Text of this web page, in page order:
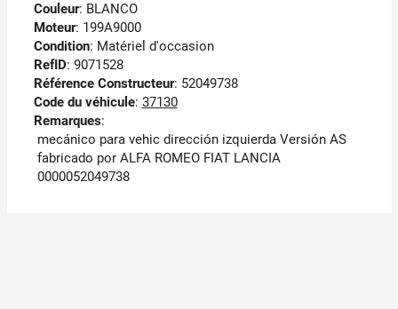
Couleur: BLANCO
Moteur: 199A9000
Condition: Matériel d'occasion
RefID: 9071528
Référence Constructeur: 52049738
Code du véhicule: 37130
Remarques:
mecánico para vehic dirección izquierda Versión AS
fabricado por ALFA ROMEO FIAT LANCIA
0000052049738